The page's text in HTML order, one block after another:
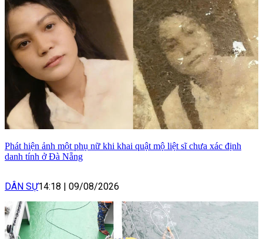
Phát hiện ảnh một phụ nữ khi khai quật mộ liệt sĩ chưa xác định
danh tính ở Đà Nẵng
DÂN SỰ14:18 09/08/2026